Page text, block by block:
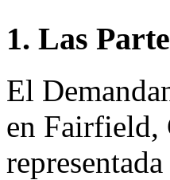
1. Las
El
en Fairfield,